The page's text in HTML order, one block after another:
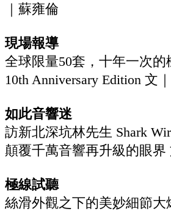
｜蘇雍倫
現場報導
全球限量50套，十年一次的
10th Anniversary Edition 文
如此音響迷
訪新北深坑林先生 Shark
顛覆千萬音響再升級的眼界
極線試聽
絲滑外觀之下的美妙細節大